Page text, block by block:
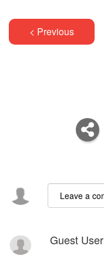
< Previous
Guest User